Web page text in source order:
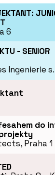
Glass a služba
Glass Europe
6
- SENIOR
Ingenierie
do
Praha 1